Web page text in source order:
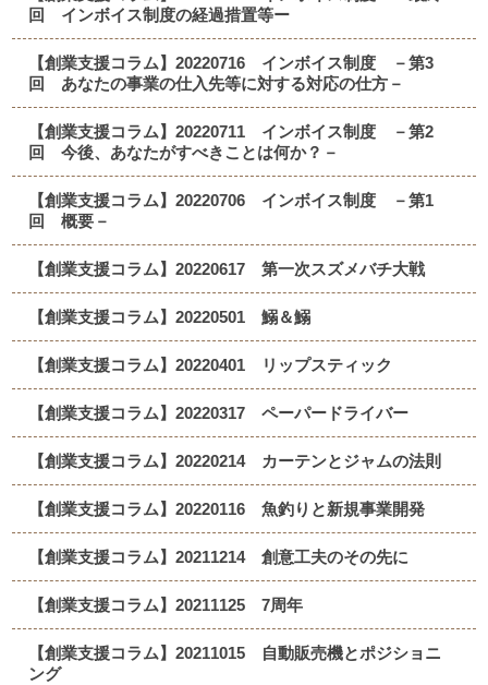
回 インボイス制度の経過措置等ー
【創業支援コラム】20220716 インボイス制度 －第3
回 あなたの事業の仕入先等に対する対応の仕方－
【創業支援コラム】20220711 インボイス制度 －第2
回 今後、あなたがすべきことは何か？－
【創業支援コラム】20220706 インボイス制度 －第1
回 概要－
【創業支援コラム】20220617 第一次スズメバチ大戦
【創業支援コラム】20220501 鰯＆鰯
【創業支援コラム】20220401 リップスティック
【創業支援コラム】20220317 ペーパードライバー
【創業支援コラム】20220214 カーテンとジャムの法則
【創業支援コラム】20220116 魚釣りと新規事業開発
【創業支援コラム】20211214 創意工夫のその先に
【創業支援コラム】20211125 7周年
【創業支援コラム】20211015 自動販売機とポジショニ
ング